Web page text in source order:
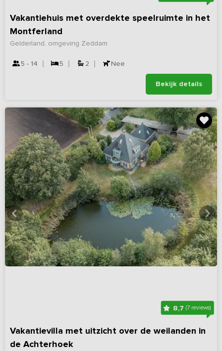
Vakantiehuis met overdekte speelruimte in het
Montferland
Gelderland, omgeving Zeddam
5 - 14 5 2 Nee
Bekijk details
8,7(7 reviews)
Vakantievilla met uitzicht over de weilanden in
de Achterhoek